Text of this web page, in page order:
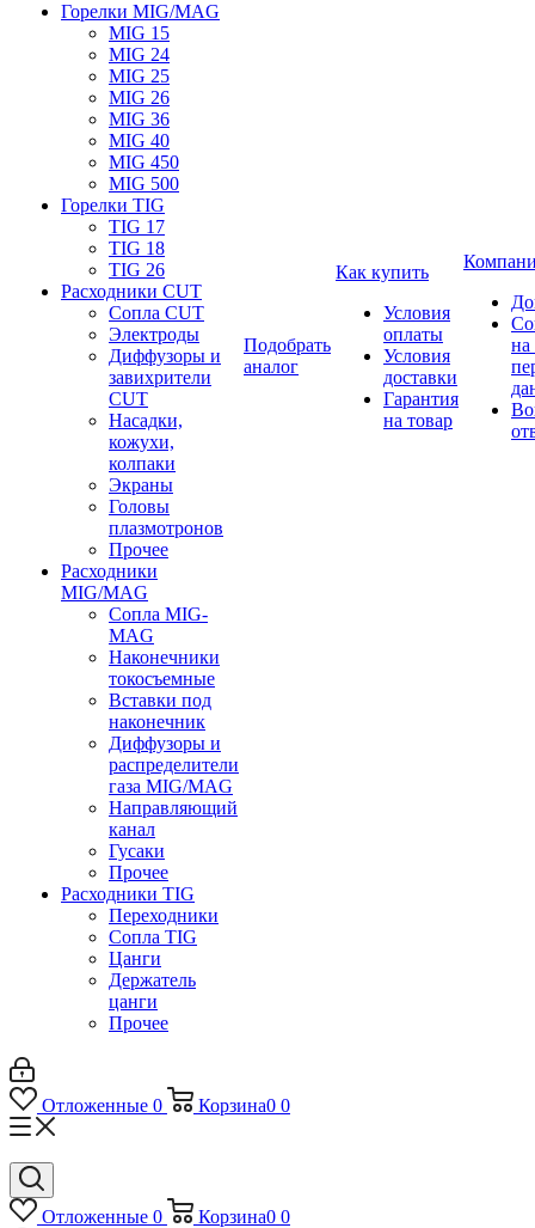
Горелки MIG/MAG
MIG 15
MIG 24
MIG 25
MIG 26
MIG 36
MIG 40
MIG 450
MIG 500
Горелки TIG
TIG 17
TIG 18
TIG 26
Расходники CUT
Сопла CUT
Электроды
Диффузоры и
завихрители
CUT
Насадки,
кожухи,
колпаки
Экраны
Головы
плазмотронов
Прочее
Расходники
MIG/MAG
Сопла MIG-
MAG
Наконечники
токосъемные
Вставки под
наконечник
Диффузоры и
распределители
газа MIG/MAG
Направляющий
канал
Гусаки
Прочее
Расходники TIG
Переходники
Сопла TIG
Цанги
Держатель
цанги
Прочее
Подобрать
аналог
Как купить
Условия
оплаты
Условия
доставки
Гарантия
на товар
на
Отложенные 0 Корзина0 0
Отложенные 0 Корзина0 0